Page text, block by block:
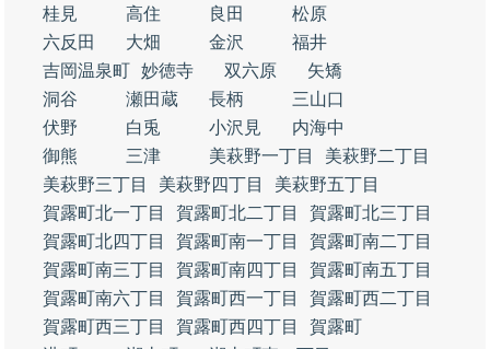
桂見
高住 良田
松原
六反田
大畑 金沢
福井
吉岡温泉町 妙徳寺 双六原
矢矯
洞谷
瀬田蔵 長柄
三山口
伏野
白兎 小沢見
内海中
御熊
三津 美萩野一丁目
美萩野二丁目
美萩野三丁目
美萩野四丁目
美萩野五丁目
賀露町北一丁目
賀露町北二丁目
賀露町北三丁目
賀露町北四丁目
賀露町南一丁目
賀露町南二丁目
賀露町南三丁目
賀露町南四丁目
賀露町南五丁目
賀露町南六丁目
賀露町西一丁目
賀露町西二丁目
賀露町西三丁目
賀露町西四丁目
賀露町